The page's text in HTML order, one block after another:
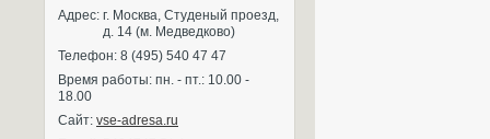
Адрес: г. Москва, Студеный проезд,
д. 14 (м. Медведково)
Телефон: 8 (495) 540 47 47
Время работы: пн. - пт.: 10.00 -
18.00
Сайт: vse-adresa.ru